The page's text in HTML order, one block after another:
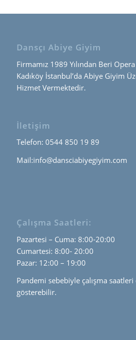
Dansçı Abiye Giyim
Firmamız 1989 Yılından Beri Opera
Kadıköy İstanbul’da Abiye Giyim
Hizmet Vermektedir.
İletişim
Telefon: 0544 850 19 89
Mail:info@dansciabiyegiyim.com
Çalışma Saatleri:
Pazartesi – Cuma: 8:00-20:00
Cumartesi: 8:00- 20:00
Pazar: 12:00 – 19:00
Pandemi sebebiyle çalışma
gösterebilir.